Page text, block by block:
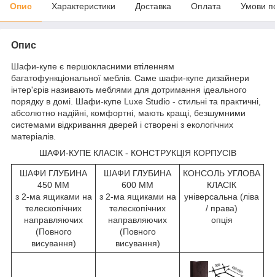
Опис Характеристики Доставка Оплата Умови
Опис
Шафи-купе є першокласними втіленням
багатофункціональної меблів. Саме шафи-купе дизайнери
інтер'єрів називають меблями для дотримання ідеального
порядку в домі. Шафи-купе Luxe Studio - стильні та практичні,
абсолютно надійні, комфортні, мають кращі, безшумними
системами відкривання дверей і створені з екологічних
матеріалів.
ШАФИ-КУПЕ КЛАСІК - КОНСТРУКЦІЯ КОРПУСІВ
ШАФИ ГЛУБИНА
450 ММ
з 2-ма ящиками на
телескопічних
направляючих
(Повного
висування)
ШАФИ ГЛУБИНА
600 ММ
з 2-ма ящиками на
телескопічних
направляючих
(Повного
висування)
КОНСОЛЬ УГЛОВА
КЛАСІК
універсальна (ліва
/ права)
опція